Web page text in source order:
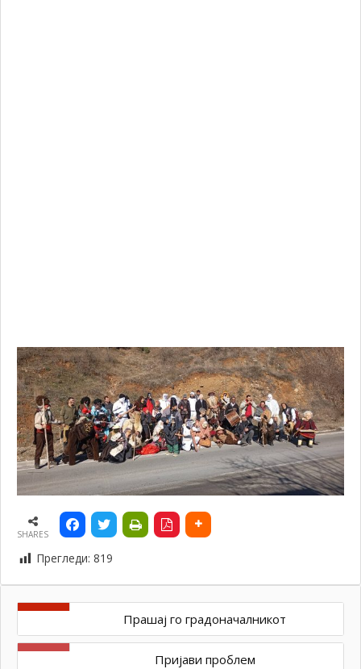
SHARES
Прегледи: 819
Прашај го градоначалникот
Пријави проблем